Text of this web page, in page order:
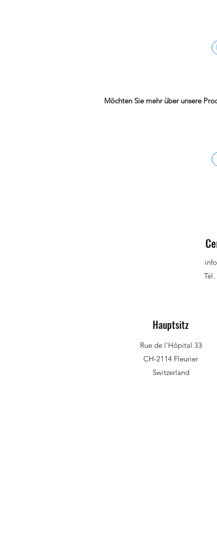
Möchten Sie mehr über unsere
Hauptsitz
Rue de l'Hôpital 33
CH-2114 Fleurier
Switzerland